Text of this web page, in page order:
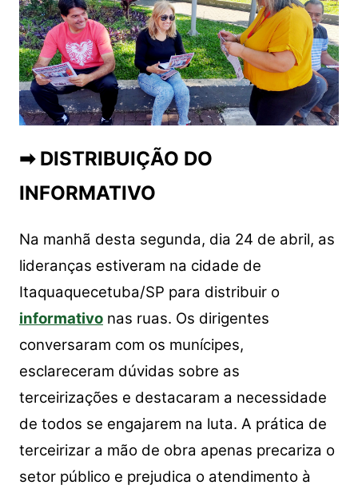
➡ DISTRIBUIÇÃO DO
INFORMATIVO
Na manhã desta segunda, dia 24 de abril, as
lideranças estiveram na cidade de
Itaquaquecetuba/SP para distribuir o
informativonas ruas. Os dirigentes
conversaram com os munícipes,
esclareceram dúvidas sobre as
terceirizações e destacaram a necessidade
de todos se engajarem na luta. A prática de
terceirizar a mão de obra apenas precariza o
setor público e prejudica o atendimento à